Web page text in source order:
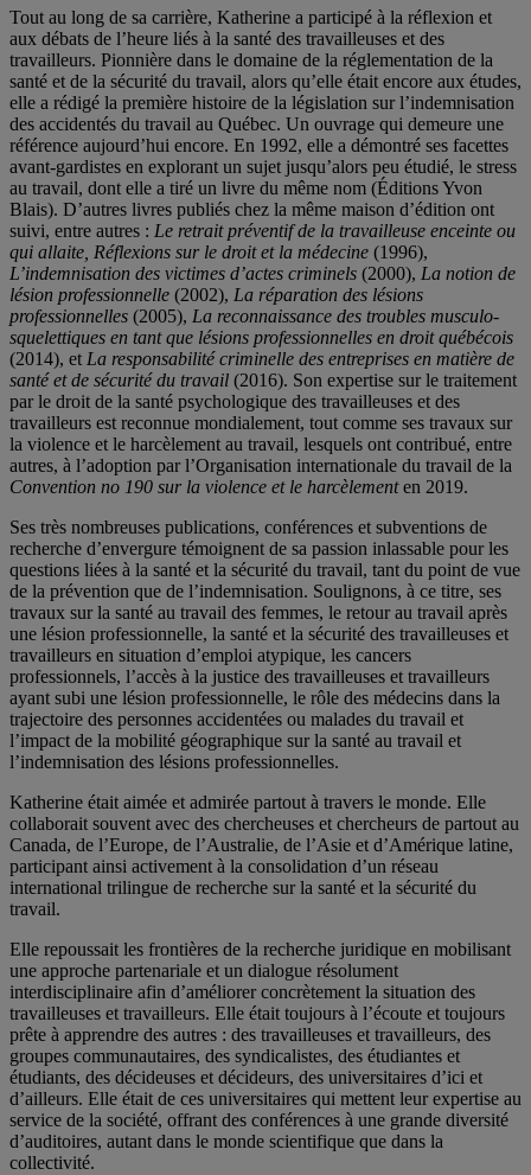
Tout au long de sa carrière, Katherine a participé à la réflexion et
aux débats de l’heure liés à la santé des travailleuses et des
travailleurs. Pionnière dans le domaine de la réglementation de la
santé et de la sécurité du travail, alors qu’elle était encore aux études,
elle a rédigé la première histoire de la législation sur l’indemnisation
des accidentés du travail au Québec. Un ouvrage qui demeure une
référence aujourd’hui encore. En 1992, elle a démontré ses facettes
avant-gardistes en explorant un sujet jusqu’alors peu étudié, le stress
au travail, dont elle a tiré un livre du même nom (Éditions Yvon
Blais). D’autres livres publiés chez la même maison d’édition ont
suivi, entre autres : Le retrait préventif de la travailleuse enceinte ou
qui allaite, Réflexions sur le droit et la médecine (1996),
L’indemnisation des victimes d’actes criminels (2000), La notion de
lésion professionnelle (2002), La réparation des lésions
professionnelles (2005), La reconnaissance des troubles musculo-
squelettiques en tant que lésions professionnelles en droit québécois
(2014), etLa responsabilité criminelle des entreprises en matière de
santé et de sécurité du travail (2016). Son expertise sur le traitement
par le droit de la santé psychologique des travailleuses et des
travailleurs est reconnue mondialement, tout comme ses travaux sur
la violence et le harcèlement au travail, lesquels ont contribué, entre
autres, à l’adoption par l’Organisation internationale du travail de la
Convention no 190 sur la violence et le harcèlementen 2019.
Ses très nombreuses publications, conférences et subventions de
recherche d’envergure témoignent de sa passion inlassable pour les
questions liées à la santé et la sécurité du travail, tant du point de vue
de la prévention que de l’indemnisation. Soulignons, à ce titre, ses
travaux sur la santé au travail des femmes, le retour au travail après
une lésion professionnelle, la santé et la sécurité des travailleuses et
travailleurs en situation d’emploi atypique, les cancers
professionnels, l’accès à la justice des travailleuses et travailleurs
ayant subi une lésion professionnelle, le rôle des médecins dans la
trajectoire des personnes accidentées ou malades du travail et
l’impact de la mobilité géographique sur la santé au travail et
l’indemnisation des lésions professionnelles.
Katherine était aimée et admirée partout à travers le monde. Elle
collaborait souvent avec des chercheuses et chercheurs de partout au
Canada, de l’Europe, de l’Australie, de l’Asie et d’Amérique latine,
participant ainsi activement à la consolidation d’un réseau
international trilingue de recherche sur la santé et la sécurité du
travail.
Elle repoussait les frontières de la recherche juridique en mobilisant
une approche partenariale et un dialogue résolument
interdisciplinaire afin d’améliorer concrètement la situation des
travailleuses et travailleurs. Elle était toujours à l’écoute et toujours
prête à apprendre des autres : des travailleuses et travailleurs, des
groupes communautaires, des syndicalistes, des étudiantes et
étudiants, des décideuses et décideurs, des universitaires d’ici et
d’ailleurs. Elle était de ces universitaires qui mettent leur expertise au
service de la société, offrant des conférences à une grande diversité
d’auditoires, autant dans le monde scientifique que dans la
collectivité.